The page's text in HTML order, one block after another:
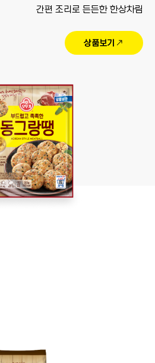
간편 조리로 든든한 한상차림
상품보기